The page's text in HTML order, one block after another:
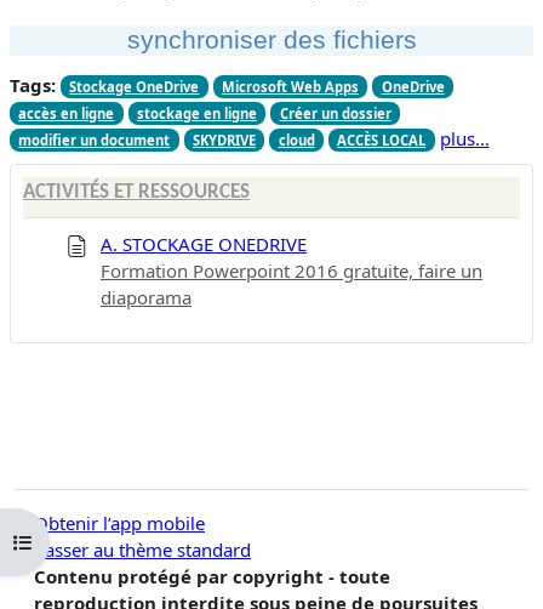
Ouvrir l’index du cours
synchroniser des fichiers
Tags: Stockage OneDrive Microsoft Web Apps
OneDrive
accès en ligne
stockage en ligne
Créer un dossier
modifier un document
SKYDRIVE cloud ACCÈS LOCAL plus…
ACTIVITÉS ET RESSOURCES
A. STOCKAGE ONEDRIVE
Formation Powerpoint 2016 gratuite, faire un
diaporama
Obtenir l’app mobile
Passer au thème standard
Contenu protégé par copyright - toute
reproduction interdite sous peine de poursuites